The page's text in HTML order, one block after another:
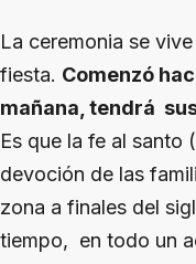
La ceremonia se
fiesta. Comenzó
mañana, tendrá
Es que la fe al santo
devoción de las
zona a finales del
tiempo, en todo un